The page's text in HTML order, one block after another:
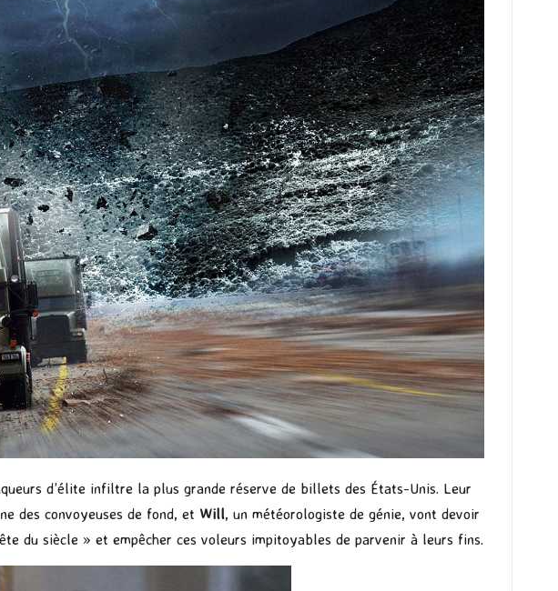
d’élite infiltre la plus grande réserve de billets des États-Unis. Leur
des convoyeuses de fond, et Will, un météorologiste de génie, vont devoir
du siècle » et empêcher ces voleurs impitoyables de parvenir à leurs fins.